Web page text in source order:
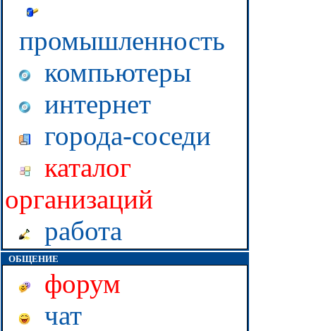
промышленность
компьютеры
интернет
города-соседи
каталог
организаций
работа
ОБЩЕНИЕ
форум
чат